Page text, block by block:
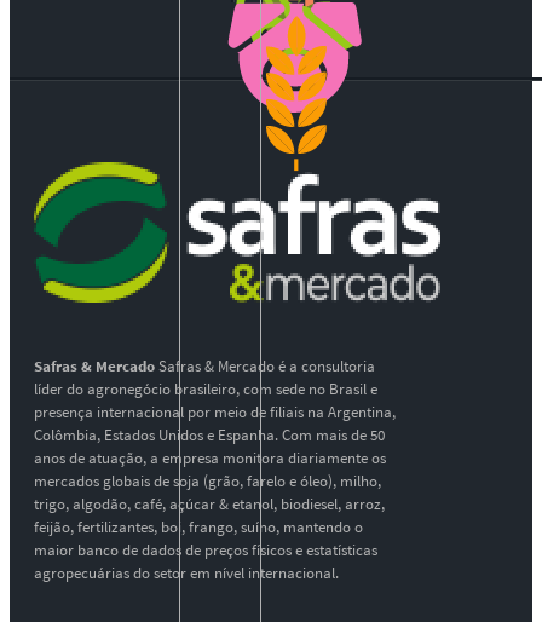
Safras & MercadoSafras & Mercado é a consultoria
líder do agronegócio brasileiro, com sede no Brasil e
presença internacional por meio de filiais na Argentina,
Colômbia, Estados Unidos e Espanha. Com mais de 50
anos de atuação, a empresa monitora diariamente os
mercados globais de soja (grão, farelo e óleo), milho,
trigo, algodão, café, açúcar & etanol, biodiesel, arroz,
feijão, fertilizantes, boi, frango, suíno, mantendo o
maior banco de dados de preços físicos e estatísticas
agropecuárias do setor em nível internacional.